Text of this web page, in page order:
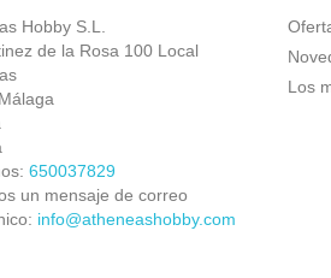
Hobby S.L.
de la Rosa 100 Local
650037829
un mensaje de correo
info@atheneashobby.com
Los